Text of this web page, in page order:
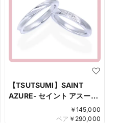
【TSUTSUMI】SAINT
AZURE- セイント アスール
￥ 145,000
￥ 290,000
ペア